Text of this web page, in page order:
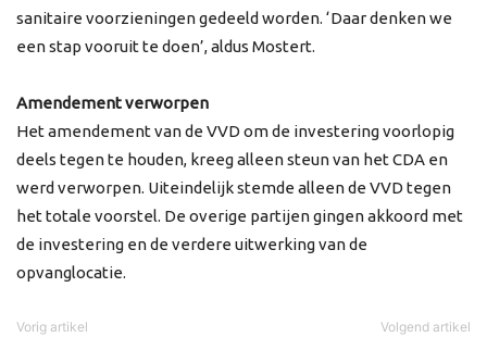
sanitaire voorzieningen gedeeld worden. ‘Daar denken we
een stap vooruit te doen’, aldus Mostert.
Amendement verworpen
Het amendement van de VVD om de investering voorlopig
deels tegen te houden, kreeg alleen steun van het CDA en
werd verworpen. Uiteindelijk stemde alleen de VVD tegen
het totale voorstel. De overige partijen gingen akkoord met
de investering en de verdere uitwerking van de
opvanglocatie.
Vorig artikel Volgend artikel